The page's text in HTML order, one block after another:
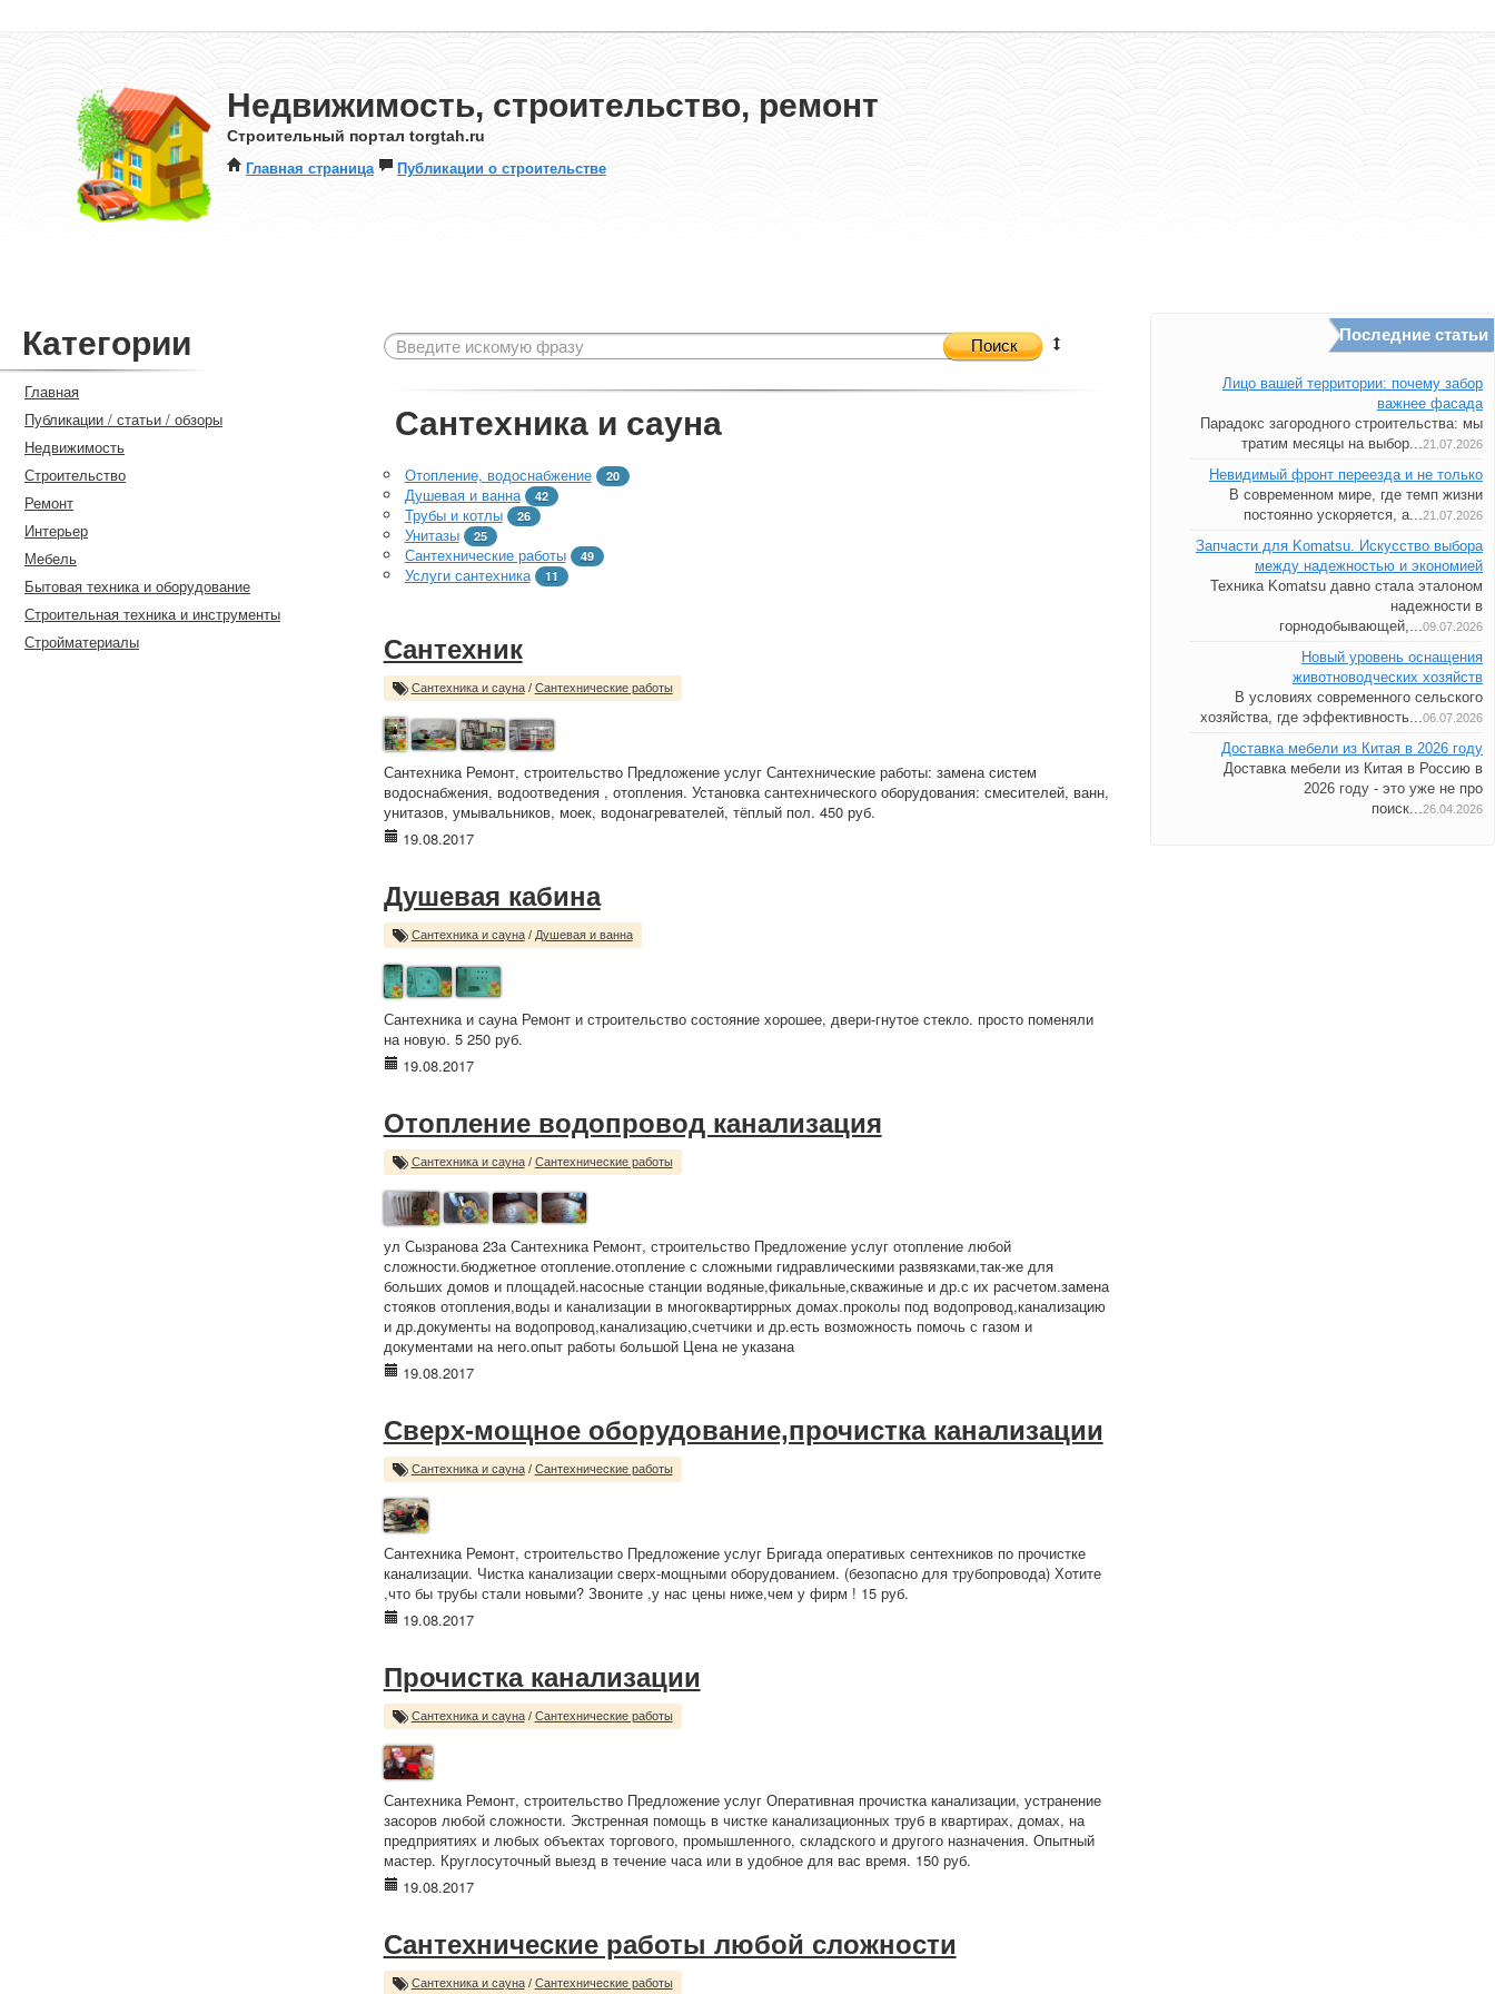
Недвижимость, строительство, ремонт
Строительный портал torgtah.ru
Главная страница Публикации о строительстве
Категории
Главная
Публикации / статьи / обзоры
Недвижимость
Строительство
Ремонт
Интерьер
Мебель
Бытовая техника и оборудование
Строительная техника и инструменты
Стройматериалы
Поиск
Сантехника и сауна
Отопление, водоснабжение 20
Душевая и ванна 42
Трубы и котлы 26
Унитазы 25
Сантехнические работы 49
Услуги сантехника 11
Сантехник
Сантехника и сауна/ Сантехнические работы
Сантехника Ремонт, строительство Предложение услуг Сантехнические работы: замена систем
водоснабжения, водоотведения , отопления. Установка сантехнического оборудования: смесителей, ванн,
унитазов, умывальников, моек, водонагревателей, тёплый пол. 450 руб.
19.08.2017
Душевая кабина
Сантехника и сауна/ Душевая и ванна
Сантехника и сауна Ремонт и строительство состояние хорошее, двери-гнутое стекло. просто поменяли
на новую. 5 250 руб.
19.08.2017
Отопление водопровод канализация
Сантехника и сауна/ Сантехнические работы
ул Сызранова 23а Сантехника Ремонт, строительство Предложение услуг отопление любой
сложности.бюджетное отопление.отопление с сложными гидравлическими развязками,так-же для
больших домов и площадей.насосные станции водяные,фикальные,скважиные и др.с их расчетом.замена
стояков отопления,воды и канализации в многоквартиррных домах.проколы под водопровод,канализацию
и др.документы на водопровод,канализацию,счетчики и др.есть возможность помочь с газом и
документами на него.опыт работы большой Цена не указана
19.08.2017
Сверх-мощное оборудование,прочистка канализации
Сантехника и сауна/ Сантехнические работы
Сантехника Ремонт, строительство Предложение услуг Бригада оперативых сентехников по прочистке
канализации. Чистка канализации сверх-мощными оборудованием. (безопасно для трубопровода) Хотите
,что бы трубы стали новыми? Звоните ,у нас цены ниже,чем у фирм ! 15 руб.
19.08.2017
Прочистка канализации
Сантехника и сауна/ Сантехнические работы
Сантехника Ремонт, строительство Предложение услуг Оперативная прочистка канализации, устранение
засоров любой сложности. Экстренная помощь в чистке канализационных труб в квартирах, домах, на
предприятиях и любых объектах торгового, промышленного, складского и другого назначения. Опытный
мастер. Круглосуточный выезд в течение часа или в удобное для вас время. 150 руб.
19.08.2017
Сантехнические работы любой сложности
Сантехника и сауна/ Сантехнические работы
Последние статьи
Лицо вашей территории: почему забор
важнее фасада
Парадокс загородного строительства: мы
тратим месяцы на выбор...21.07.2026
Невидимый фронт переезда и не только
В современном мире, где темп жизни
постоянно ускоряется, а...21.07.2026
Запчасти для Komatsu. Искусство выбора
между надежностью и экономией
Техника Komatsu давно стала эталоном
надежности в
горнодобывающей,...09.07.2026
Новый уровень оснащения
животноводческих хозяйств
В условиях современного сельского
хозяйства, где эффективность...06.07.2026
Доставка мебели из Китая в 2026 году
Доставка мебели из Китая в Россию в
2026 году - это уже не про
поиск...26.04.2026